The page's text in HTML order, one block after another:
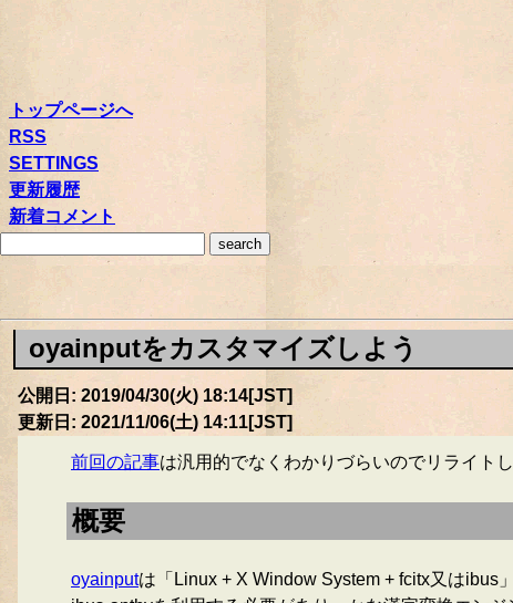
トップページへ
RSS
SETTINGS
更新履歴
新着コメント
oyainputをカスタマイズしよう
公開日: 2019/04/30(火) 18:14[JST]
更新日: 2021/11/06(土) 14:11[JST]
前回の記事は汎用的でなくわかりづらいのでリライトし
概要
oyainputは「Linux + X Window System + fcitx又はibus